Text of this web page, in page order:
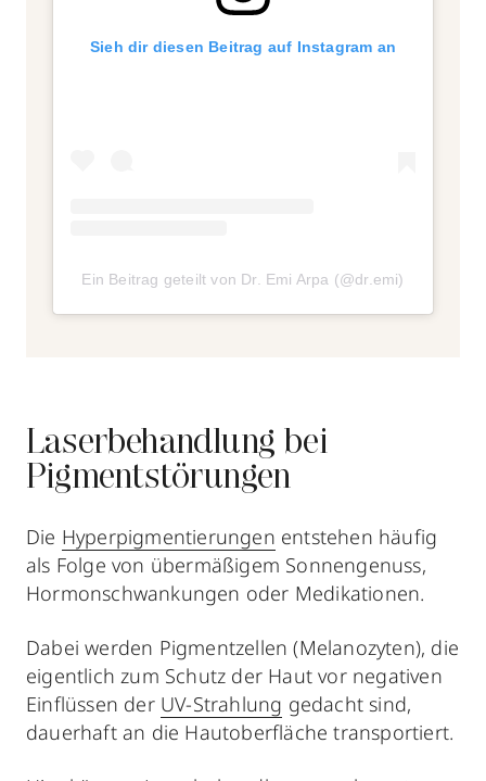
Sieh dir diesen Beitrag auf Instagram an
Ein Beitrag geteilt von Dr. Emi Arpa (@dr.emi)
Laserbehandlung bei
Pigmentstörungen
Die Hyperpigmentierungen entstehen häufig
als Folge von übermäßigem Sonnengenuss,
Hormonschwankungen oder Medikationen.
Dabei werden Pigmentzellen (Melanozyten), die
eigentlich zum Schutz der Haut vor negativen
Einflüssen der UV-Strahlung gedacht sind,
dauerhaft an die Hautoberfläche transportiert.